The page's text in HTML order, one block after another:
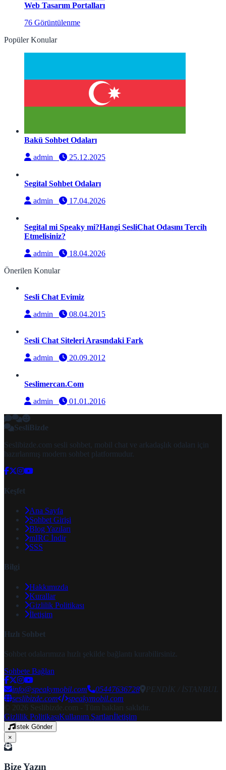
Web Tasarım Portalları
76 Görüntülenme
Popüler Konular
Bakü Sohbet Odaları
admin
25.12.2025
Segital Sohbet Odaları
admin
17.04.2026
Segital mi Speaky mi?Hangi SesliChat Odasını Tercih
Etmelisiniz?
admin
18.04.2026
Önerilen Konular
Sesli Chat Evimiz
admin
08.04.2015
Sesli Chat Siteleri Arasındaki Fark
admin
20.09.2012
Seslimercan.Com
admin
01.01.2016
SesliBizde
Seslibizde.com sesli sohbet, mobil chat ve arkadaşlık odaları için
hazırlanmış modern sohbet platformudur.
Keşfet
Ana Sayfa
Sohbet Girişi
Blog Yazıları
mIRC İndir
SSS
Bilgi
Hakkımızda
Kurallar
Gizlilik Politikası
İletişim
Hızlı Sohbet
Sohbet odalarımıza hızlı şekilde bağlantı kurabilirsiniz.
Sohbete Bağlan
info@speakymobil.com 05447636728
PENDİK / İSTANBUL
seslibizde.com
speakymobil.com
© 2026 Seslibizde.com - Tüm hakları saklıdır.
Gizlilik PolitikasıKullanım Şartlarıİletişim
İstek Gönder
×
Bize Yazın